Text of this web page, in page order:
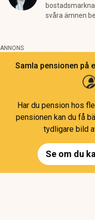
svåra ämnen
ANNONS
Samla pensionen på
Har du pension hos
pensionen kan du få
tydligare bild
Se om du